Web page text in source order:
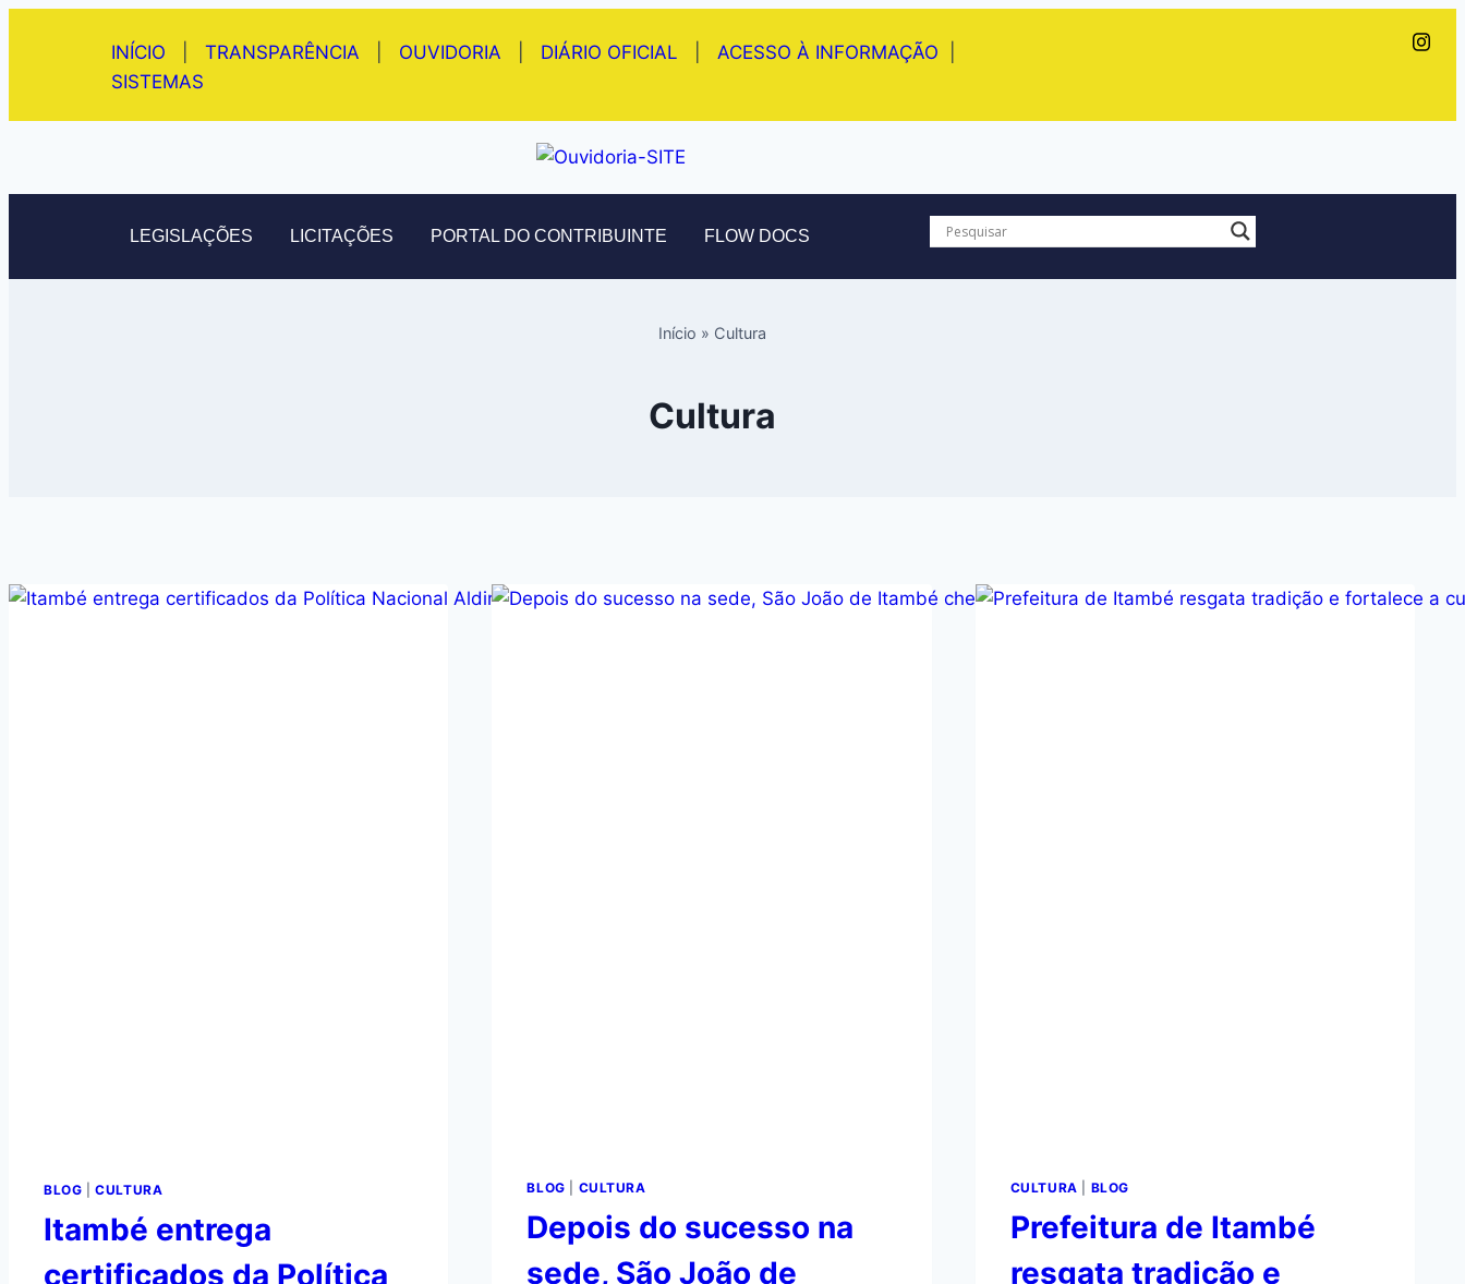
INÍCIO TRANSPARÊNCIA OUVIDORIA DIÁRIO OFICIAL ACESSO À INFORMAÇÃO
SISTEMAS
LEGISLAÇÕES LICITAÇÕES PORTAL DO CONTRIBUINTE FLOW DOCS
Início » Cultura
Cultura
BLOG |CULTURA
Itambé entrega
certificados da Política
BLOG CULTURA
Depois do sucesso na
sede, São João de
CULTURA BLOG
Prefeitura de Itambé
resgata tradição e